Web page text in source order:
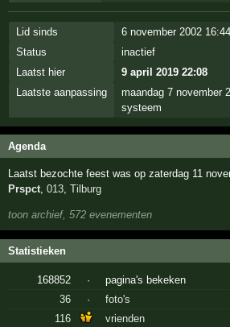
Lid sinds
6 november 2002 16:44
Status
inactief
Laatst hier
9 april 2019 22:08
Laatste aanpassing
maandag 7 november
systeem
Agenda
Laatst bezochte feest was op zaterdag 11
Prspct,013,Tilburg
toon archief, 572 evenementen
Statistieken
168852 ·
pagina's bekeken
36
·
foto's
116
vrienden